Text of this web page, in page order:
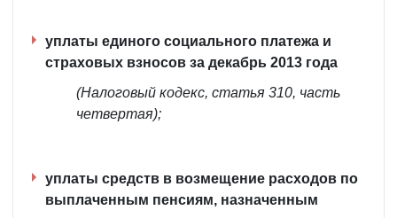
уплаты единого социального платежа и
страховых взносов за декабрь 2013 года
(Налоговый кодекс, статья 310, часть
четвертая);
уплаты средств в возмещение расходов по
выплаченным пенсиям, назначенным